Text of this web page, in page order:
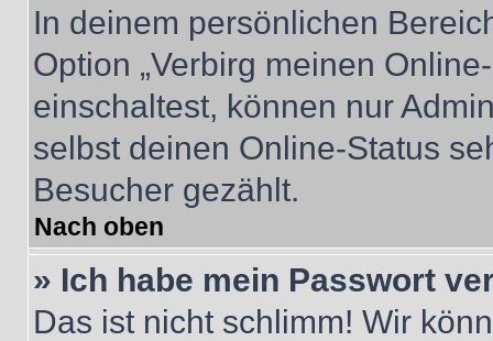
In deinem persönlichen
Option „Verbirg meinen
einschaltest, können nur
selbst deinen Online-Status
Besucher gezählt.
Nach oben
» Ich habe mein Passwort
Das ist nicht schlimm! Wir